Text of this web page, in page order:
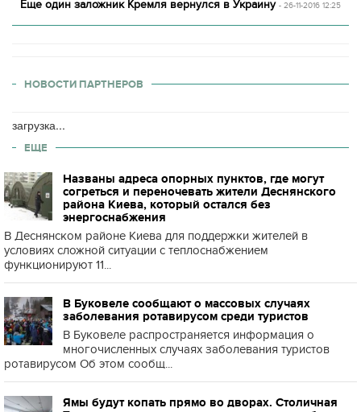
Еще один заложник Кремля вернулся в Украину - 26-11-2016 12:25
НОВОСТИ ПАРТНЕРОВ
загрузка...
ЕЩЕ
Названы адреса опорных пунктов, где могут
согреться и переночевать жители Деснянского
района Киева, который остался без
энергоснабжения
В Деснянском районе Киева для поддержки жителей в
условиях сложной ситуации с теплоснабжением
функционируют 11...
В Буковеле сообщают о массовых случаях
заболевания ротавирусом среди туристов
В Буковеле распространяется информация о
многочисленных случаях заболевания туристов
ротавирусом Об этом сообщ...
Ямы будут копать прямо во дворах. Столичная